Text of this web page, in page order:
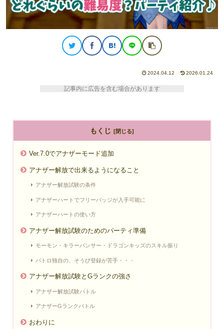
2024.04.12 2026.01.24
記事内に広告を含む場合があります
もくじ
Ver.7.0でアナザーモード追加
アナザー解放で出来るようになること
アナザー解放試験の条件
アナザーハートでフリーバッジが入手可能に
アナザーハートの使い方
アナザー解放試験のためのパーティ準備
モーモン・キラーパンサー・ドラゴンキッズのスキル振り
バトロ独自の、そうび登録が苦手・・・
アナザー解放試験とGランクの強さ
アナザー解放試験バトル
アナザーGランクバトル
おわりに